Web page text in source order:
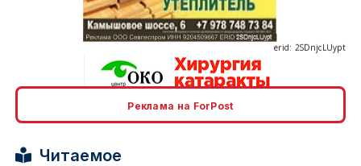
Реклама на ForPost
Читаемое